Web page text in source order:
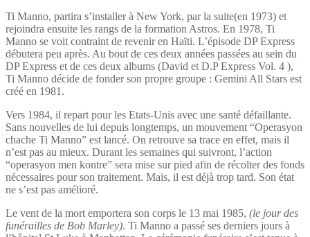
Ti Manno, partira s’installer à New York, par la suite(en 1973) et
rejoindra ensuite les rangs de la formation Astros. En 1978, Ti
Manno se voit contraint de revenir en Haïti. L’épisode DP Express
débutera peu après. Au bout de ces deux années passées au sein du
DP Express et de ces deux albums (David et D.P Express Vol. 4 ),
Ti Manno décide de fonder son propre groupe : Gemini All Stars est
créé en 1981.
Vers 1984, il repart pour les Etats-Unis avec une santé défaillante.
Sans nouvelles de lui depuis longtemps, un mouvement “Operasyon
chache Ti Manno” est lancé. On retrouve sa trace en effet, mais il
n’est pas au mieux. Durant les semaines qui suivront, l’action
“operasyon men kontre” sera mise sur pied afin de récolter des fonds
nécessaires pour son traitement. Mais, il est déjà trop tard. Son état
ne s’est pas amélioré.
Le vent de la mort emportera son corps le 13 mai 1985, (le jour des
funérailles de Bob Marley). Ti Manno a passé ses derniers jours à